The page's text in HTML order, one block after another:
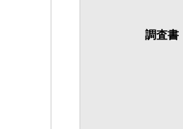
調査書